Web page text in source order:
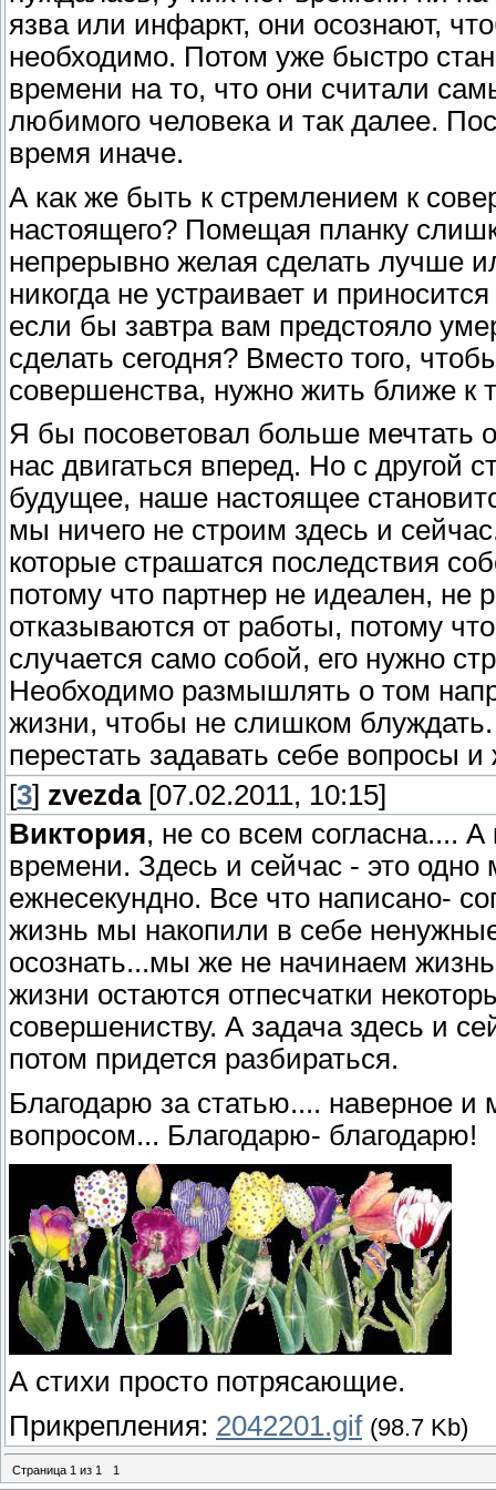
язва или инфаркт, они осознают,
необходимо. Потом уже быстро
времени на то, что они считали
любимого человека и так далее.
время иначе.
А как же быть к стремлением к
настоящего? Помещая планку
непрерывно желая сделать лучше
никогда не устраивает и
если бы завтра вам предстояло
сделать сегодня? Вместо того,
совершенства, нужно жить ближе
Я бы посоветовал больше мечтать
нас двигаться вперед. Но с другой
будущее, наше настоящее
мы ничего не строим здесь и
которые страшатся последствия
потому что партнер не идеален, не
отказываются от работы, потому
случается само собой, его нужно
Необходимо размышлять о том
жизни, чтобы не слишком
перестать задавать себе вопросы
[3] zvezda[07.02.2011, 10:15]
Виктория, не со всем согласна....
времени. Здесь и сейчас - это одно
ежнесекундно. Все что написано-
жизнь мы накопили в себе
осознать...мы же не начинаем
жизни остаются отпесчатки
совершениству. А задача здесь и
потом придется разбираться.
Благодарю за статью.... наверное
вопросом... Благодарю- благодарю!
А стихи просто потрясающие.
Прикрепления: 2042201.gif (98.7 Kb)
Страница 1 из 1 1